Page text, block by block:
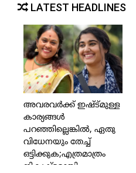
LATEST HEADLINES
അവരവര്‍ക്ക് ഇഷ്ട്മുള്ള
കാര്യങ്ങള്‍
പറഞ്ഞില്ലെങ്കില്‍, ഏതു
വിധേനയും തേച്ച്
ഒട്ടിക്കുക;എത്രമാത്രം
നികൃഷ്ട്ടമായി